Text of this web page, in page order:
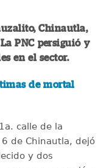
Chinautla,
PNC persiguió y
en el sector.
de mortal
calle de la
de Chinautla, dejó
y dos